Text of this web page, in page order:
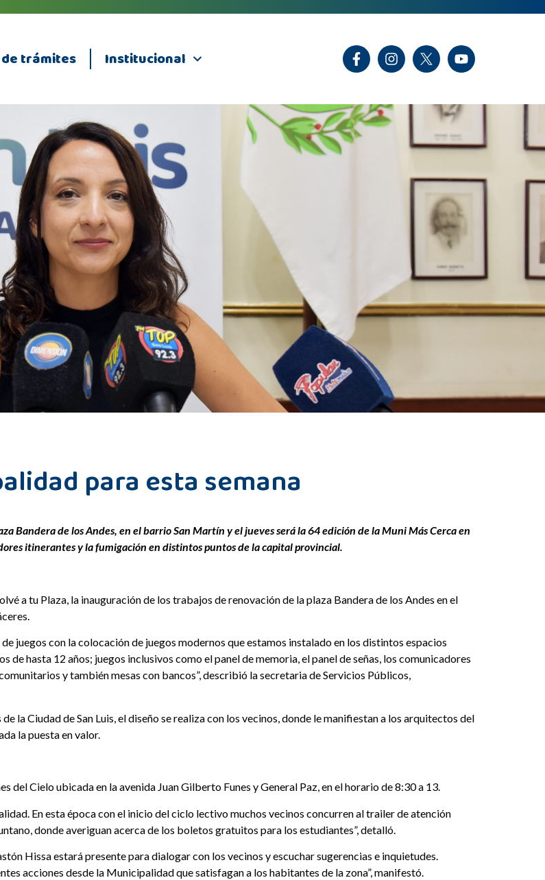
trámites Institucional
para esta semana
Bandera de los Andes, en el barrio San Martín y el jueves será la 64 edición de la Muni Más Cerca en
itinerantes y la fumigación en distintos puntos de la capital provincial.
a tu Plaza, la inauguración de los trabajos de renovación de la plaza Bandera de los Andes en el
juegos con la colocación de juegos modernos que estamos instalado en los distintos espacios
hasta 12 años; juegos inclusivos como el panel de memoria, el panel de señas, los comunicadores
y también mesas con bancos”, describió la secretaria de Servicios Públicos,
la Ciudad de San Luis, el diseño se realiza con los vecinos, donde le manifiestan a los arquitectos del
la puesta en valor.
del Cielo ubicada en la avenida Juan Gilberto Funes y General Paz, en el horario de 8:30 a 13.
En esta época con el inicio del ciclo lectivo muchos vecinos concurren al trailer de atención
donde averiguan acerca de los boletos gratuitos para los estudiantes”, detalló.
Hissa estará presente para dialogar con los vecinos y escuchar sugerencias e inquietudes.
acciones desde la Municipalidad que satisfagan a los habitantes de la zona”, manifestó.